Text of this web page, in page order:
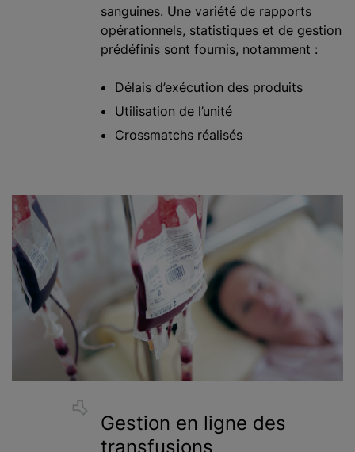
sanguines. Une variété de rapports
opérationnels, statistiques et de gestion
prédéfinis sont fournis, notamment :
Délais d’exécution des produits
Utilisation de l’unité
Crossmatchs réalisés
Gestion en ligne des
transfusions